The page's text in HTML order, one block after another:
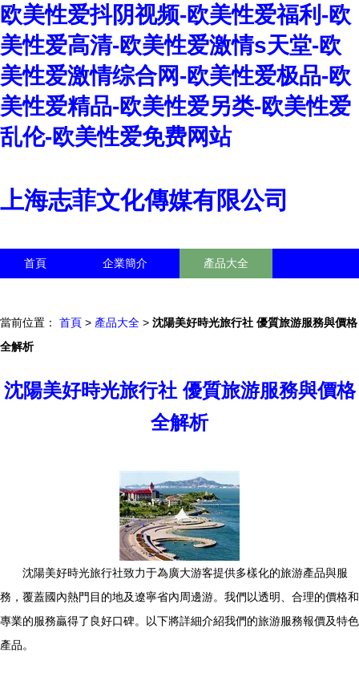
欧美性爱抖阴视频-欧美性爱福利-欧
美性爱高清-欧美性爱激情s天堂-欧
美性爱激情综合网-欧美性爱极品-欧
美性爱精品-欧美性爱另类-欧美性爱
乱伦-欧美性爱免费网站
上海志菲文化傳媒有限公司
首頁 企業簡介 產品大全
當前位置： 首頁 > 產品大全 > 沈陽美好時光旅行社 優質旅游服務與價格
全解析
沈陽美好時光旅行社 優質旅游服務與價格
全解析
沈陽美好時光旅行社致力于為廣大游客提供多樣化的旅游產品與服
務，覆蓋國內熱門目的地及遼寧省內周邊游。我們以透明、合理的價格和
專業的服務贏得了良好口碑。以下將詳細介紹我們的旅游服務報價及特色
產品。